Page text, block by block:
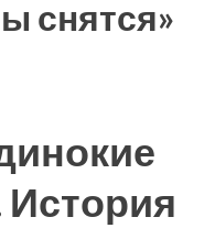
снятся»